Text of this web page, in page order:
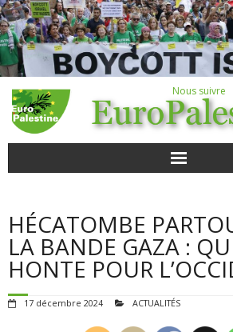
Nous suivre
POUR AGIR
AGENDA
HÉCATOMBE
LA BANDE GAZA :
HONTE POUR
17 décembre 2024 ACTUALITÉS